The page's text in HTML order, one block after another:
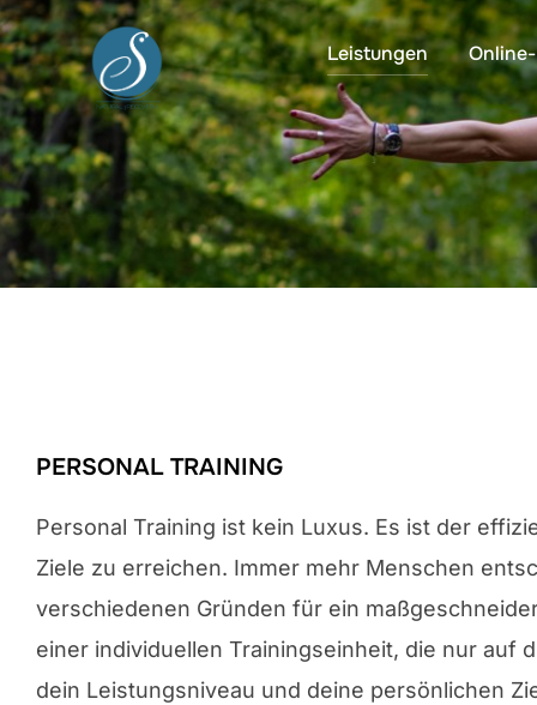
Zum
Inhalt
springen
Leistungen
PERSONAL TRAINING
Personal Training ist kein Luxus. Es ist der
Ziele zu erreichen. Immer mehr Menschen
verschiedenen Gründen für ein
einer individuellen Trainingseinheit, die nur auf
dein Leistungsniveau und deine persönlichen